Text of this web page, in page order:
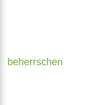
beherrschen